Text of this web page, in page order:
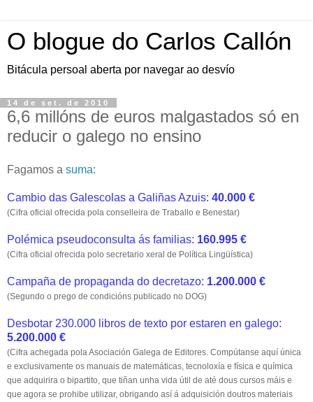
O blogue do Carlos Callón
Bitácula persoal aberta por navegar ao desvío
14 de set. de 2010
6,6 millóns de euros malgastados só en
reducir o galego no ensino
Fagamos a suma:
Cambio das Galescolas a Galiñas Azuis: 40.000 €
(Cifra oficial ofrecida pola conselleira de Traballo e Benestar)
Polémica pseudoconsulta ás familias: 160.995 €
(Cifra oficial ofrecida polo secretario xeral de Política Lingüística)
Campaña de propaganda do decretazo: 1.200.000 €
(Segundo o prego de condicións publicado no DOG)
Desbotar 230.000 libros de texto por estaren en galego:
5.200.000 €
(Cifra achegada pola Asociación Galega de Editores. Compútanse aquí única
e exclusivamente os manuais de matemáticas, tecnoloxía e física e química
que adquirira o bipartito, que tiñan unha vida útil de até dous cursos máis e
que agora se prohibe utilizar, obrigando así á adquisición doutros materiais